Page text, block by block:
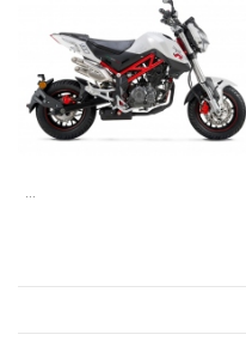
...